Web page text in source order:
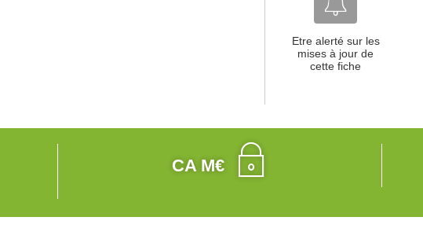
Etre alerté sur les
mises à jour de
cette fiche
CA M€